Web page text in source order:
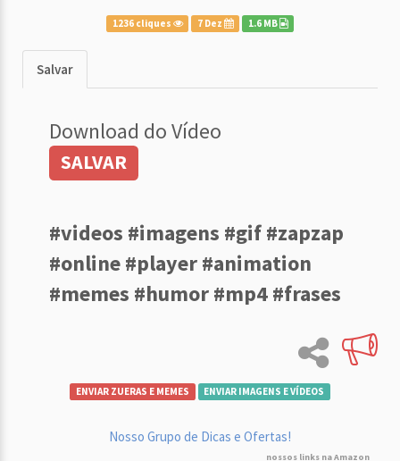
1236 cliques 7 Dez 1.6 MB
Salvar
Download do Vídeo
SALVAR
#videos #imagens #gif #zapzap
#online #player #animation
#memes #humor #mp4 #frases
ENVIAR ZUERAS E MEMES ENVIAR IMAGENS E VÍDEOS
Nosso Grupo de Dicas e Ofertas!
nossos links na Amazon